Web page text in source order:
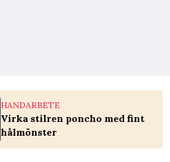
HANDARBETE
Virka stilren poncho med fint
hålmönster